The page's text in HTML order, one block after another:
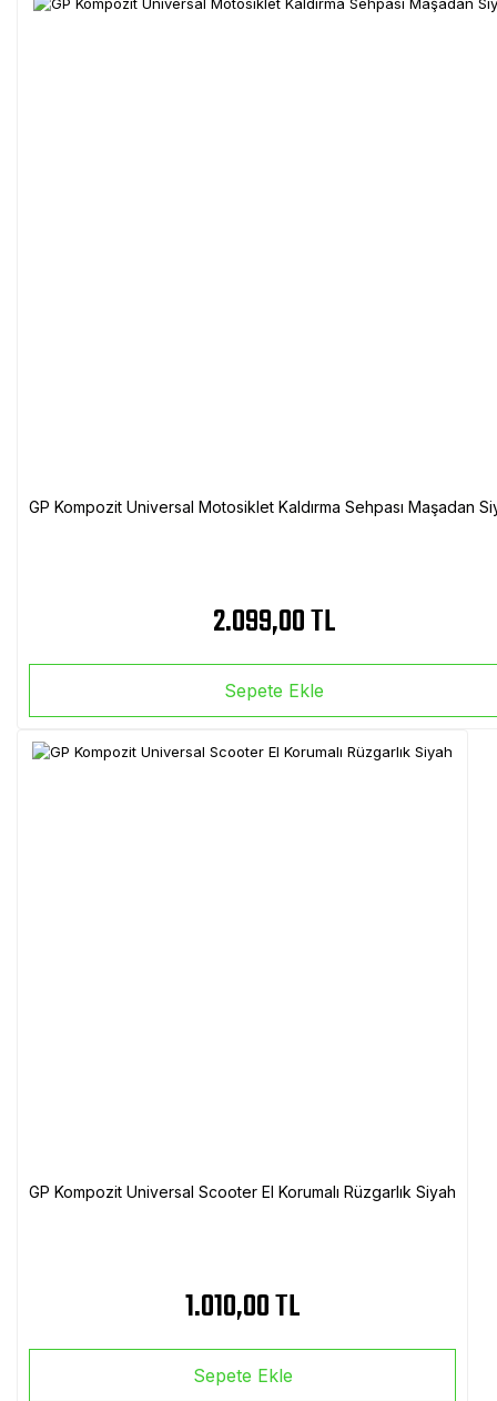
GP Kompozit Universal Motosiklet Kaldırma Sehpası Maşadan
2.099,00 TL
Sepete Ekle
GP Kompozit Universal Scooter El Korumalı Rüzgarlık Siyah
1.010,00 TL
Sepete Ekle